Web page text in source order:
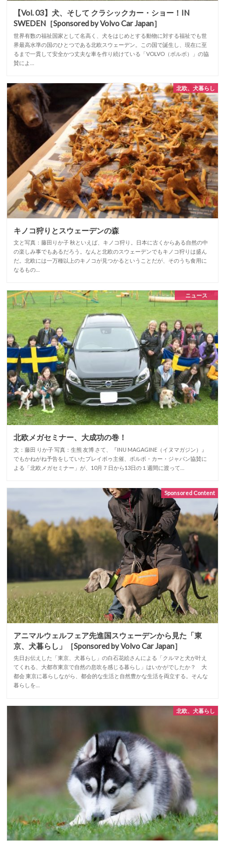
【Vol. 03】犬、そして クラシックカー・ショー！IN
SWEDEN［Sponsored by Volvo Car Japan］
世界有数の福祉国家として名高く、犬をはじめとする動物に対する福祉でも世
界最高水準の国のひとつである北欧スウェーデン。この国で誕生し、現在に至
るまで一貫して安全かつ丈夫な車を作り続けている「VOLVO（ボルボ）」の協
賛によ…
北欧、犬暮らし
キノコ狩りとスウェーデンの森
文と写真：藤田りか子 秋といえば、キノコ狩り。日本に古くからある自然の中
の楽しみ事でもあるだろう。なんと北欧のスウェーデンでもキノコ狩りは盛ん
だ。北欧には一万種以上のキノコが見つかるということだが、そのうち食用に
なるもの…
ニュース
北欧メガセミナー、大成功の巻！
文：藤田 りか子 写真：生熊 友博 さて、『INU MAGAGINE（イヌマガジン）』
でもかねがね予告をしていたプレイボゥ主催、ボルボ・カー・ジャパン協賛に
よる「北欧メガセミナー」が、10月７日から13日の１週間に渡って…
Sponsored Content
アニマルウェルフェア先進国スウェーデンから見た「東
京、犬暮らし」［Sponsored by Volvo Car Japan］
先日お伝えした「東京、犬暮らし」の白石花絵さんによる「クルマと犬が叶え
てくれる、大都市東京で自然の息吹を感じる暮らし」はいかがでしたか？ 大
都会 東京に暮らしながら、都会的な生活と自然豊かな生活を両立する。そんな
暮らしを…
北欧、犬暮らし